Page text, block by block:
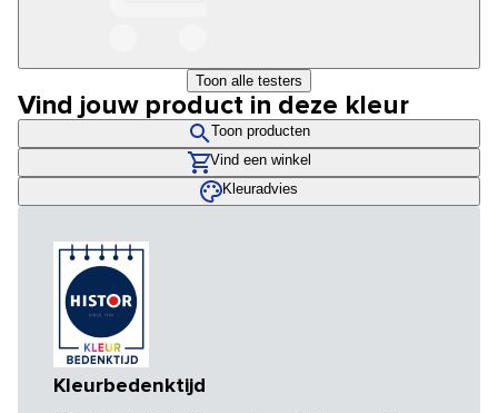
Toon alle testers
Vind jouw product in deze kleur
Toon producten
Vind een winkel
Kleuradvies
Kleurbedenktijd